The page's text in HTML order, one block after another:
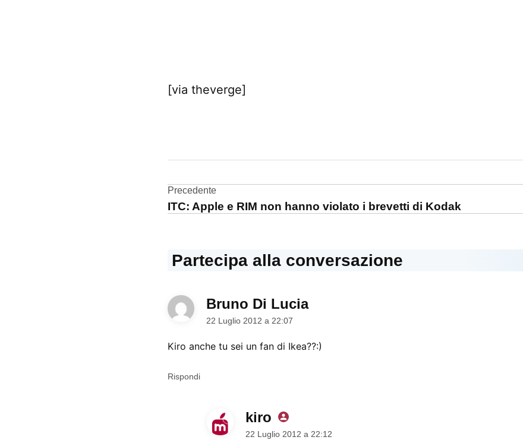
[via theverge]
realtà
aumentata
Navigazione
Precedente
ITC: Apple e RIM non hanno violato i brevetti di Kodak
Partecipa alla conversazione
Bruno Di Luciadice:
22 Luglio 2012 a 22:07
Kiro anche tu sei un fan di Ikea??:)
Rispondi
kiro dice:
22 Luglio 2012 a 22:12